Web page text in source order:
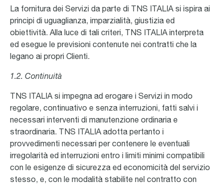
La fornitura dei Servizi da parte di TNS ITALIA si ispira ai
principi di uguaglianza, imparzialità, giustizia ed
obiettività. Alla luce di tali criteri, TNS ITALIA interpreta
ed esegue le previsioni contenute nei contratti che la
legano ai propri Clienti.
1.2. Continuità
TNS ITALIA si impegna ad erogare i Servizi in modo
regolare, continuativo e senza interruzioni, fatti salvi i
necessari interventi di manutenzione ordinaria e
straordinaria. TNS ITALIA adotta pertanto i
provvedimenti necessari per contenere le eventuali
irregolarità ed interruzioni entro i limiti minimi compatibili
con le esigenze di sicurezza ed economicità del servizio
stesso, e, con le modalità stabilite nel contratto con